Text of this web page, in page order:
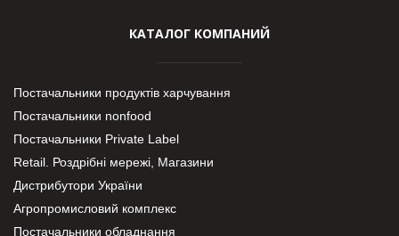
КАТАЛОГ КОМПАНИЙ
Постачальники продуктів харчування
Постачальники nonfood
Постачальники Private Label
Retail. Роздрібні мережі, Магазини
Дистрибутори України
Агропромисловий комплекс
Постачальники обладнання